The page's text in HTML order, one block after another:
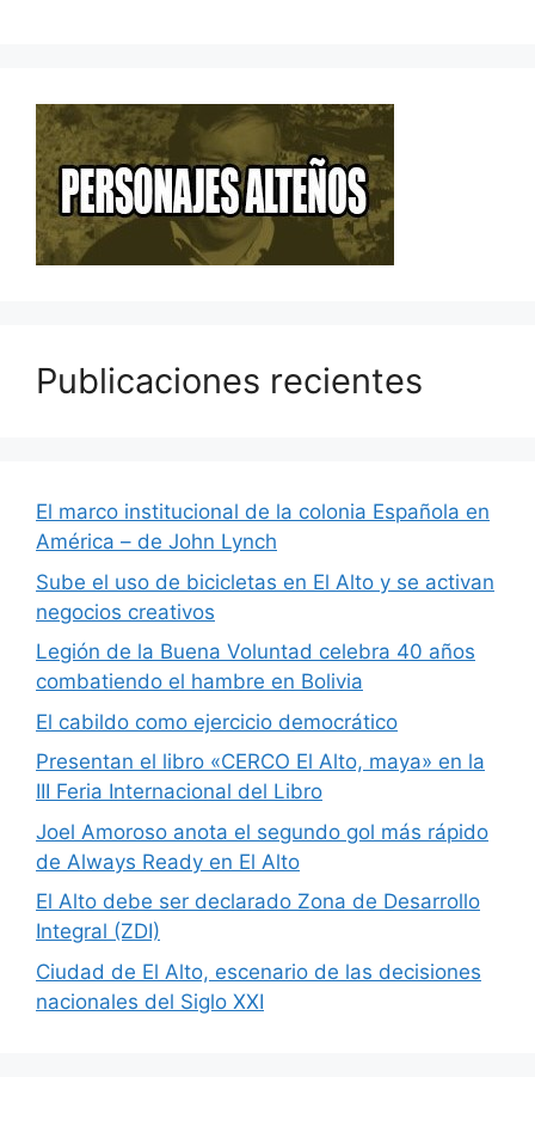
Publicaciones recientes
El marco institucional de la colonia Española en
América – de John Lynch
Sube el uso de bicicletas en El Alto y se activan
negocios creativos
Legión de la Buena Voluntad celebra 40 años
combatiendo el hambre en Bolivia
El cabildo como ejercicio democrático
Presentan el libro «CERCO El Alto, maya» en la
III Feria Internacional del Libro
Joel Amoroso anota el segundo gol más rápido
de Always Ready en El Alto
El Alto debe ser declarado Zona de Desarrollo
Integral (ZDI)
Ciudad de El Alto, escenario de las decisiones
nacionales del Siglo XXI